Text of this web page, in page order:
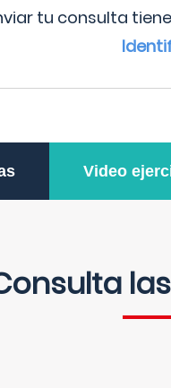
tu consulta
Video